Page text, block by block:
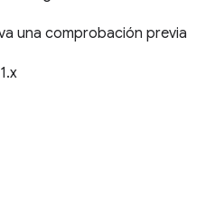
una comprobación previa